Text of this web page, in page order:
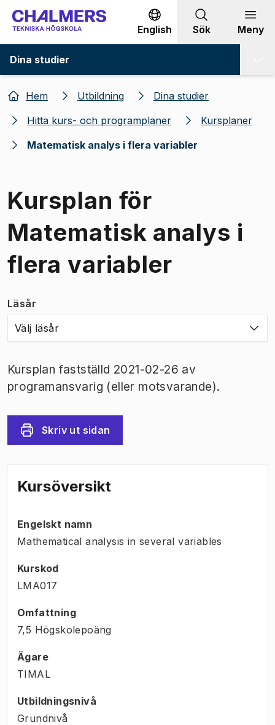
Gå till innehållet
English Sök Meny
Dina studier
Hem Utbildning
Dina studier
Hitta kurs- och programplaner
Kursplaner
Matematisk analys i flera variabler
Kursplan för
Matematisk analys i
flera variabler
Läsår
Välj läsår
Kursplan fastställd 2021-02-26 av
programansvarig (eller motsvarande).
Skriv ut sidan
Kursöversikt
Engelskt namn
Mathematical analysis in several variables
Kurskod
LMA017
Omfattning
7,5 Högskolepoäng
Ägare
TIMAL
Utbildningsnivå
Grundnivå